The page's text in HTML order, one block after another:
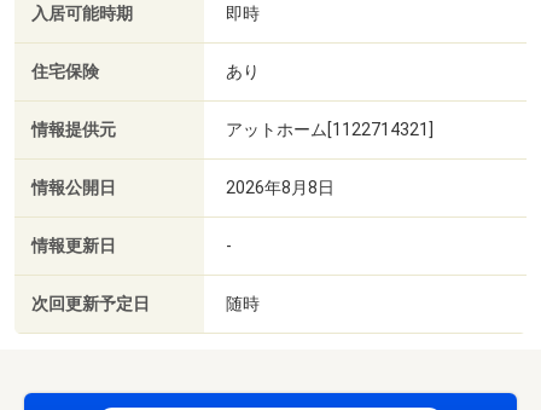
入居可能時期 即時
住宅保険 あり
情報提供元 アットホーム[1122714321]
情報公開日 2026年8月8日
情報更新日 -
次回更新予定日 随時